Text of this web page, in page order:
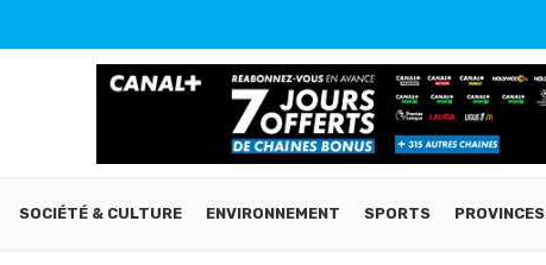
SOCIÉTÉ & CULTURE ENVIRONNEMENT SPORTS PROVINCES